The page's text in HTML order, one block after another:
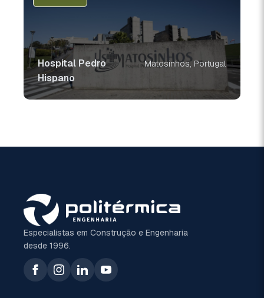
Hospital Pedro
Hispano
Matosinhos, Portugal
Especialistas em Construção e Engenharia
desde 1996.